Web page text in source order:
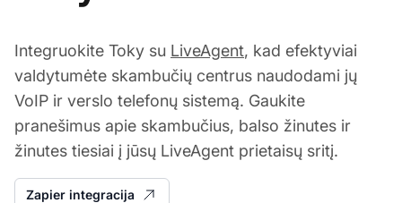
Integruokite Toky su LiveAgent, kad efektyviai
valdytumėte skambučių centrus naudodami jų
VoIP ir verslo telefonų sistemą. Gaukite
pranešimus apie skambučius, balso žinutes ir
žinutes tiesiai į jūsų LiveAgent prietaisų sritį.
Zapier integracija